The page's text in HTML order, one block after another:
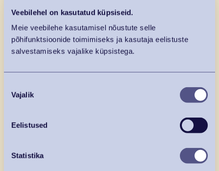
Veebilehel on kasutatud küpsiseid.
Meie veebilehe kasutamisel nõustute selle
põhifunktsioonide toimimiseks ja kasutaja eelistuste
salvestamiseks vajalike küpsistega.
valik
Vajalik
Eelistused
Statistika
Väliturg ja toidutänav
Tabasalu keskuses tervitab külastajaid
mitmekülgne toidutänav. Suvel saavad
toidutänava külastajad nautida mõnusat
päikeseküllast väliterrassi.